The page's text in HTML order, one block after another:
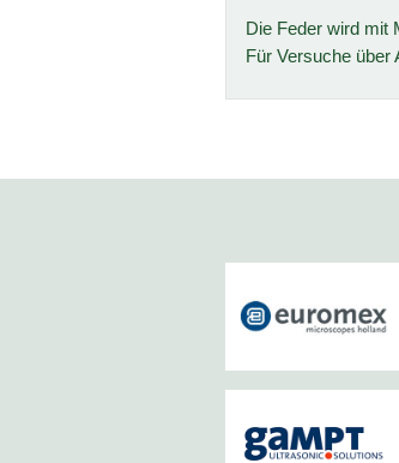
Die Feder wird mit
Für Versuche über